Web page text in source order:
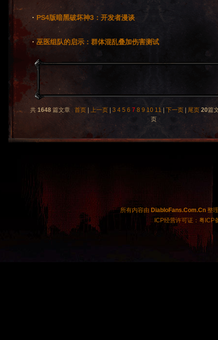
· PS4版暗黑破坏神3：开发者漫谈
· 巫医组队的启示：群体混乱叠加伤害测试
共1648 篇文章首页 |上一页 |3 4 5 6 7 8 9 10 11 |下一页 尾页 20篇
页
所有内容由 DiabloFans.Com.Cn 整
ICP经营许可证：粤